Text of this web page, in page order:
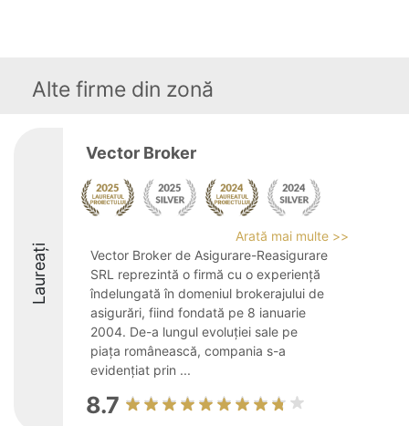
Alte firme din zonă
Laureați
Vector Broker
Arată mai multe >>
Vector Broker de Asigurare-Reasigurare
SRL reprezintă o firmă cu o experiență
îndelungată în domeniul brokerajului de
asigurări, fiind fondată pe 8 ianuarie
2004. De-a lungul evoluției sale pe
piața românească, compania s-a
evidențiat prin ...
8.7